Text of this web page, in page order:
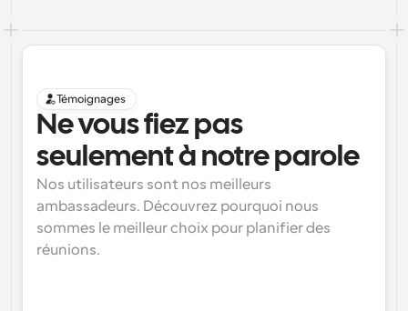
Témoignages
Ne vous fiez pas
seulement à notre parole
Nos utilisateurs sont nos meilleurs
ambassadeurs. Découvrez pourquoi nous
sommes le meilleur choix pour planifier des
réunions.